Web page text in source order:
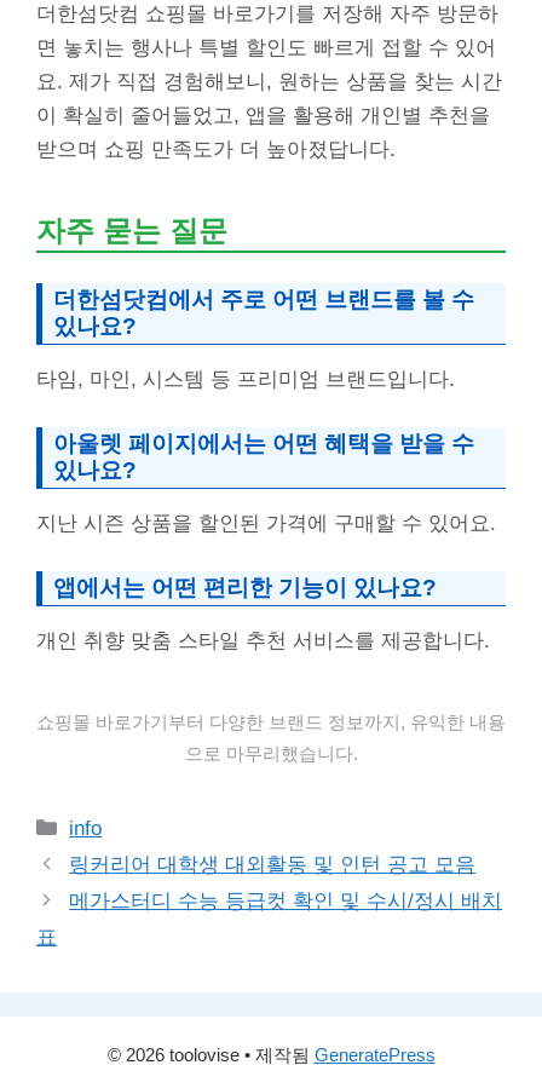
더한섬닷컴 쇼핑몰 바로가기를 저장해 자주 방문하
면 놓치는 행사나 특별 할인도 빠르게 접할 수 있어
요. 제가 직접 경험해보니, 원하는 상품을 찾는 시간
이 확실히 줄어들었고, 앱을 활용해 개인별 추천을
받으며 쇼핑 만족도가 더 높아졌답니다.
자주 묻는 질문
더한섬닷컴에서 주로 어떤 브랜드를 볼 수
있나요?
타임, 마인, 시스템 등 프리미엄 브랜드입니다.
아울렛 페이지에서는 어떤 혜택을 받을 수
있나요?
지난 시즌 상품을 할인된 가격에 구매할 수 있어요.
앱에서는 어떤 편리한 기능이 있나요?
개인 취향 맞춤 스타일 추천 서비스를 제공합니다.
쇼핑몰 바로가기부터 다양한 브랜드 정보까지, 유익한 내용
으로 마무리했습니다.
카
테
리
info
링커리어 대학생 대외활동 및 인턴 공고 모음
메가스터디 수능 등급컷 확인 및 수시/정시 배치
표
© 2026 toolovise• 제작됨 GeneratePress